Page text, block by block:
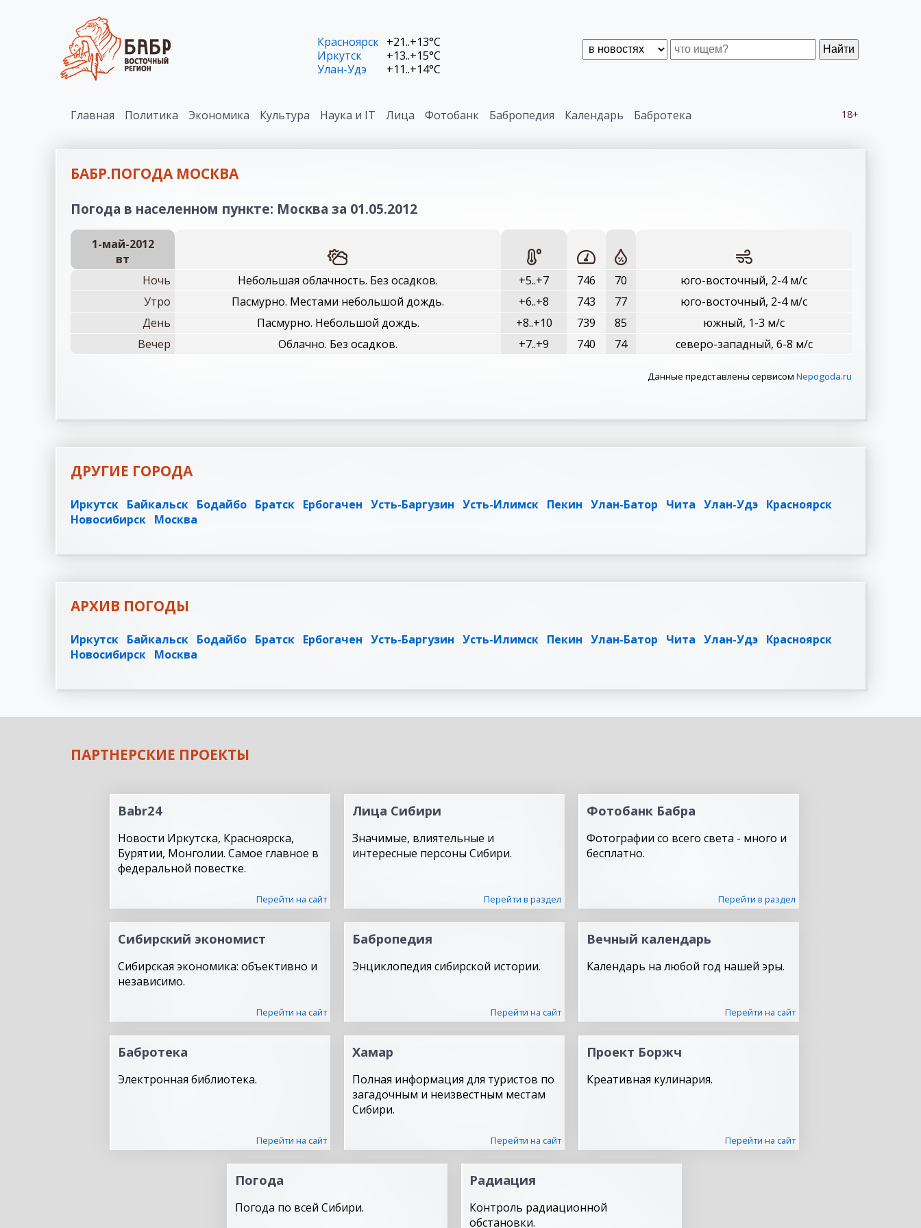
Найти
Красноярск +21..+13°C
Иркутск
+13..+15°C
Улан-Удэ
+11..+14°C
18+
Главная Политика Экономика Культура Наука и IT Лица Фотобанк Бабропедия Календарь Бабротека
БАБР.ПОГОДА МОСКВА
Погода в населенном пункте: Москва за 01.05.2012
1-май-2012
вт
Ночь
Небольшая облачность. Без осадков. +5..+7 746 70
юго-восточный, 2-4 м/с
Утро
Пасмурно. Местами небольшой дождь. +6..+8 743 77
юго-восточный, 2-4 м/с
День
Пасмурно. Небольшой дождь. +8..+10 739 85
южный, 1-3 м/с
Вечер
Облачно. Без осадков. +7..+9 740 74 северо-западный, 6-8 м/с
Данные представлены сервисом Nepogoda.ru
ДРУГИЕ ГОРОДА
Иркутск Байкальск Бодайбо Братск Ербогачен Усть-Баргузин Усть-Илимск Пекин Улан-Батор Чита Улан-Удэ Красноярск
Новосибирск Москва
АРХИВ ПОГОДЫ
Иркутск Байкальск Бодайбо Братск Ербогачен Усть-Баргузин Усть-Илимск Пекин Улан-Батор Чита Улан-Удэ Красноярск
Новосибирск Москва
ПАРТНЕРСКИЕ ПРОЕКТЫ
Babr24
Новости Иркутска, Красноярска,
Бурятии, Монголии. Самое главное в
федеральной повестке.
Перейти на сайт
Лица Сибири
Значимые, влиятельные и
интересные персоны Сибири.
Перейти в раздел
Фотобанк Бабра
Фотографии со всего света - много и
бесплатно.
Перейти в раздел
Сибирский экономист
Сибирская экономика: объективно и
независимо.
Перейти на сайт
Бабропедия
Энциклопедия сибирской истории.
Перейти на сайт
Вечный календарь
Календарь на любой год нашей эры.
Перейти на сайт
Бабротека
Электронная библиотека.
Перейти на сайт
Хамар
Полная информация для туристов по
загадочным и неизвестным местам
Сибири.
Перейти на сайт
Проект Боржч
Креативная кулинария.
Перейти на сайт
Погода
Погода по всей Сибири.
Радиация
Контроль радиационной
обстановки.